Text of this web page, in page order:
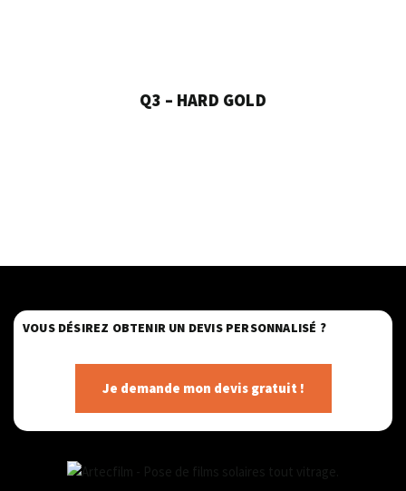
Q3 – HARD GOLD
VOUS DÉSIREZ OBTENIR UN DEVIS PERSONNALISÉ ?
Je demande mon devis gratuit !